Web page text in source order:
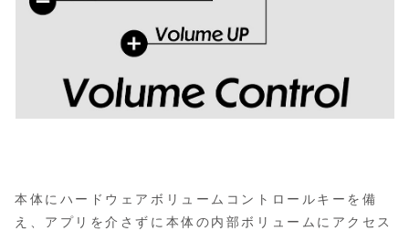
本体にハードウェアボリュームコントロールキーを備
え、アプリを介さずに本体の内部ボリュームにアクセス